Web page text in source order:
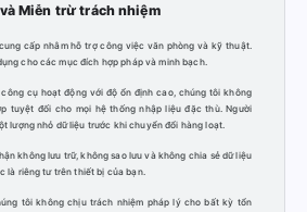
Miễn trừ trách nhiệm
cấp nhằm hỗ trợ công việc văn phòng và kỹ thuật.
cho các mục đích hợp pháp và minh bạch.
cụ hoạt động với độ ổn định cao, chúng tôi không
tuyệt đối cho mọi hệ thống nhập liệu đặc thù. Người
lượng nhỏ dữ liệu trước khi chuyển đổi hàng loạt.
không lưu trữ, không sao lưu và không chia sẻ dữ liệu
là riêng tư trên thiết bị của bạn.
tôi không chịu trách nhiệm pháp lý cho bất kỳ tổn